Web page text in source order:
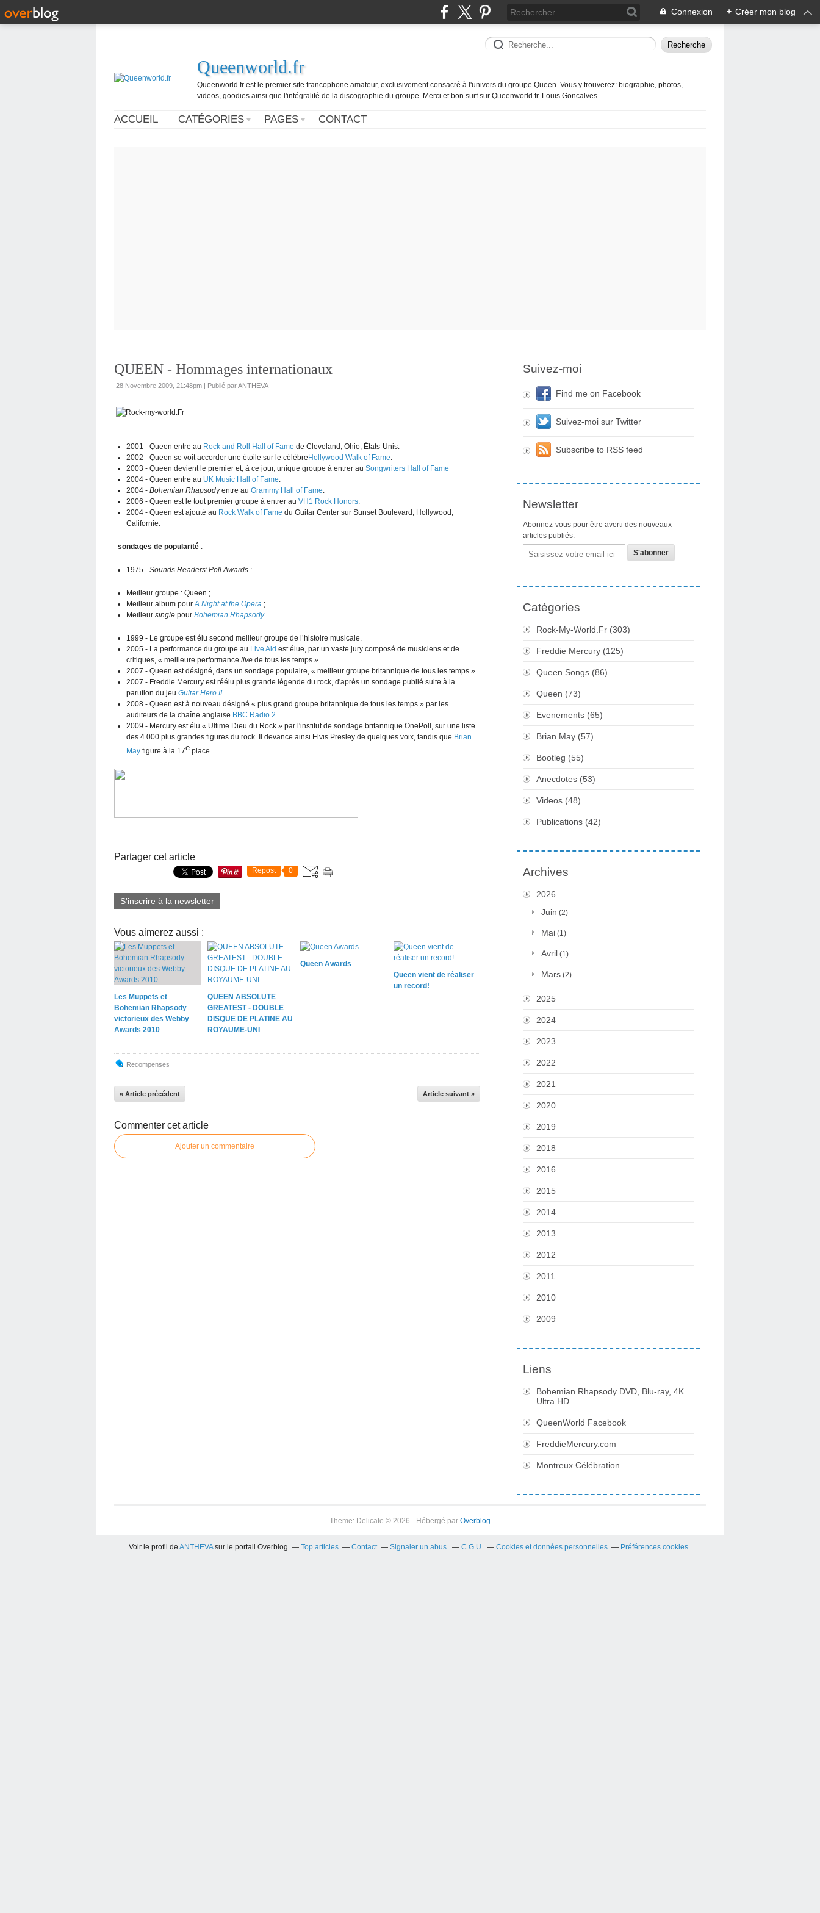
Connexion + Créer mon blog
Queenworld.fr
Queenworld.fr est le premier site francophone amateur, exclusivement consacré à l'univers du groupe Queen. Vous y trouverez: biographie, photos,
videos, goodies ainsi que l'intégralité de la discographie du groupe. Merci et bon surf sur Queenworld.fr. Louis Goncalves
ACCUEIL CATÉGORIES PAGES CONTACT
QUEEN - Hommages internationaux
28 Novembre 2009, 21:48pm | Publié par ANTHEVA
2001 - Queen entre au Rock and Roll Hall of Fame de Cleveland, Ohio, États-Unis.
2002 - Queen se voit accorder une étoile sur le célèbre Hollywood Walk of Fame.
2003 - Queen devient le premier et, à ce jour, unique groupe à entrer au Songwriters Hall of Fame
2004 - Queen entre au UK Music Hall of Fame.
2004 - Bohemian Rhapsodyentre au Grammy Hall of Fame.
2006 - Queen est le tout premier groupe à entrer au VH1 Rock Honors.
2004 - Queen est ajouté au Rock Walk of Fame du Guitar Center sur Sunset Boulevard, Hollywood,
Californie.
sondages de popularité :
1975 - Sounds Readers’ Poll Awards :
Meilleur groupe : Queen ;
Meilleur album pourA Night at the Opera ;
Meilleur single pour Bohemian Rhapsody.
1999 - Le groupe est élu second meilleur groupe de l’histoire musicale.
2005 - La performance du groupe au Live Aid est élue, par un vaste jury composé de musiciens et de
critiques, « meilleure performance live de tous les temps ».
2007 - Queen est désigné, dans un sondage populaire, « meilleur groupe britannique de tous les temps ».
2007 - Freddie Mercury est réélu plus grande légende du rock, d'après un sondage publié suite à la
parution du jeu Guitar Hero II.
2008 - Queen est à nouveau désigné « plus grand groupe britannique de tous les temps » par les
auditeurs de la chaîne anglaise BBC Radio 2.
2009 - Mercury est élu « Ultime Dieu du Rock » par l'institut de sondage britannique OnePoll, sur une liste
des 4 000 plus grandes figures du rock. Il devance ainsi Elvis Presley de quelques voix, tandis que Brian
May figure à la 17e place.
Partager cet article
Repost 0
S'inscrire à la newsletter
Vous aimerez aussi :
Les Muppets et
Bohemian Rhapsody
victorieux des Webby
Awards 2010
QUEEN ABSOLUTE
GREATEST - DOUBLE
DISQUE DE PLATINE AU
ROYAUME-UNI
Queen Awards
Queen vient de réaliser
un record!
Recompenses
« Article précédent Article suivant »
Commenter cet article
Ajouter un commentaire
Suivez-moi
Find me on Facebook
Suivez-moi sur Twitter
Subscribe to RSS feed
Newsletter
Abonnez-vous pour être averti des nouveaux
articles publiés.
Email
Catégories
Rock-My-World.fr (303)
Freddie Mercury (125)
Queen Songs (86)
Queen (73)
Evenements (65)
Brian May (57)
Bootleg (55)
Anecdotes (53)
Videos (48)
Publications (42)
Archives
2026
Juin (2)
Mai (1)
Avril (1)
Mars (2)
2025
2024
2023
2022
2021
2020
2019
2018
2016
2015
2014
2013
2012
2011
2010
2009
Liens
Bohemian Rhapsody DVD, Blu-ray, 4K
Ultra HD
QueenWorld Facebook
FreddieMercury.com
Montreux Célébration
Theme: Delicate © 2026 - Hébergé par Overblog
Voir le profil de ANTHEVAsur le portail Overblog Top articles Contact Signaler un abus C.G.U. Cookies et données personnelles Préférences cookies